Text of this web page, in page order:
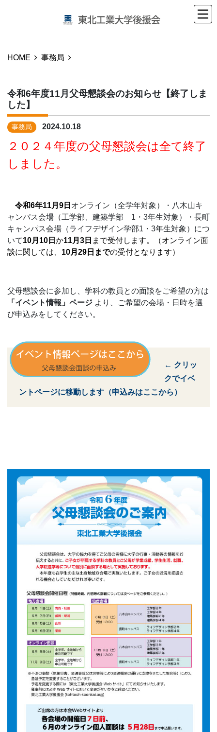
HOME 事務局
令和6年度11月父母懇談会のお知らせ【終了しま
した】
事務局 2024.10.18
２０２４年度の父母懇談会は全て終了
しました。
令和6年11月9日 オンライン（全学年対象）・八木山キ
ャンパス会場（工学部、建築学部 1・3年生対象）・長町
キャンパス会場（ライフデザイン学部1・3年生対象）につ
いて10月10日 か11月3日 まで受付します。（オンライン面
談に関しては、 10月29日までの受付となります）
父母懇談会に参加し、学科の教員との面談をご希望の方は
「イベント情報」ページ より、ご希望の会場・日時を選
び申込みをしてください。
← クリッ
クでイベ
ントページに移動します（申込みはここから）